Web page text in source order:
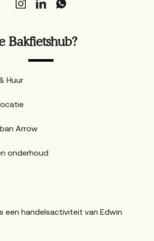
Bakfietshub?
Huur
Arrow
onderhoud
een handelsactiviteit van Edwin